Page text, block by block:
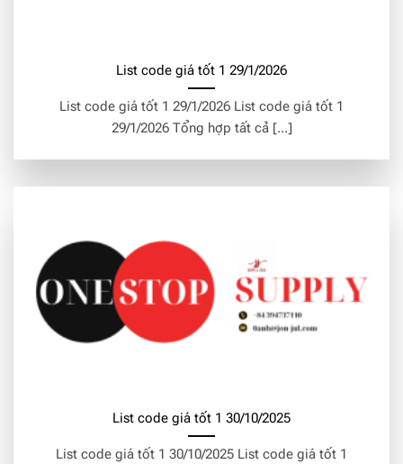
List code giá tốt 1 29/1/2026
List code giá tốt 1 29/1/2026 List code giá tốt 1
29/1/2026 Tổng hợp tất cả [...]
List code giá tốt 1 30/10/2025
List code giá tốt 1 30/10/2025 List code giá tốt 1